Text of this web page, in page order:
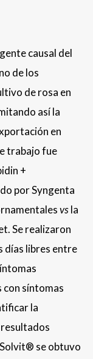
causal del
de los
de rosa en
así la
en
trabajo fue
+
por Syngenta
vsla
Se realizaron
días libres entre
con síntomas
la
se obtuvo